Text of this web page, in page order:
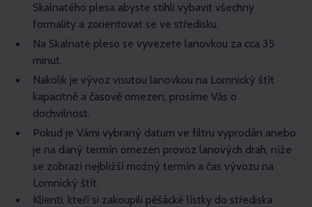
Skalnatého plesa abyste stihli vybavit všechny
formality a zorientovat se ve středisku.
Na Skalnaté pleso se vyvezete lanovkou za cca 35
minut.
Nakolik je vývoz visutou lanovkou na Lomnický štít
kapacitně a časově omezen, prosíme Vás o
dochvilnost.
Pokud je Vámi vybraný datum ve filtru vyprodán anebo
je na daný termín omezen provoz lanových drah, níže
se zobrazí nejbližší možný termín a čas vývozu na
Lomnický štít.
Klienti, kteří si zakoupili pěšácké lístky do střediska